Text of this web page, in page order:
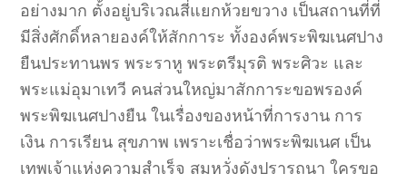
อย่างมาก ตั้งอยู่บริเวณสี่แยกห้วยขวาง เป็นสถานที่ที่
มีสิ่งศักดิ์หลายองค์ให้สักการะ ทั้งองค์พระพิฆเนศปาง
ยืนประทานพร พระราหู พระตรีมุรติ พระศิวะ และ
พระแม่อุมาเทวี คนส่วนใหญ่มาสักการะขอพรองค์
พระพิฆเนศปางยืน ในเรื่องของหน้าที่การงาน การ
เงิน การเรียน สุขภาพ เพราะเชื่อว่าพระพิฆเนศ เป็น
เทพเจ้าแห่งความสำเร็จ สมหวั่งดังปรารถนา ใครขอ